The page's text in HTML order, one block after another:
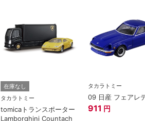
在庫なし
タカラトミー
tomicaトランスポーター
Lamborghini Countach
タカラトミー
09 日産 フェアレ
911 円